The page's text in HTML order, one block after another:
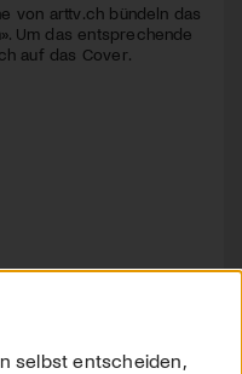
von arttv.ch bündeln das
Um das entsprechende
auf das Cover.
selbst entscheiden,